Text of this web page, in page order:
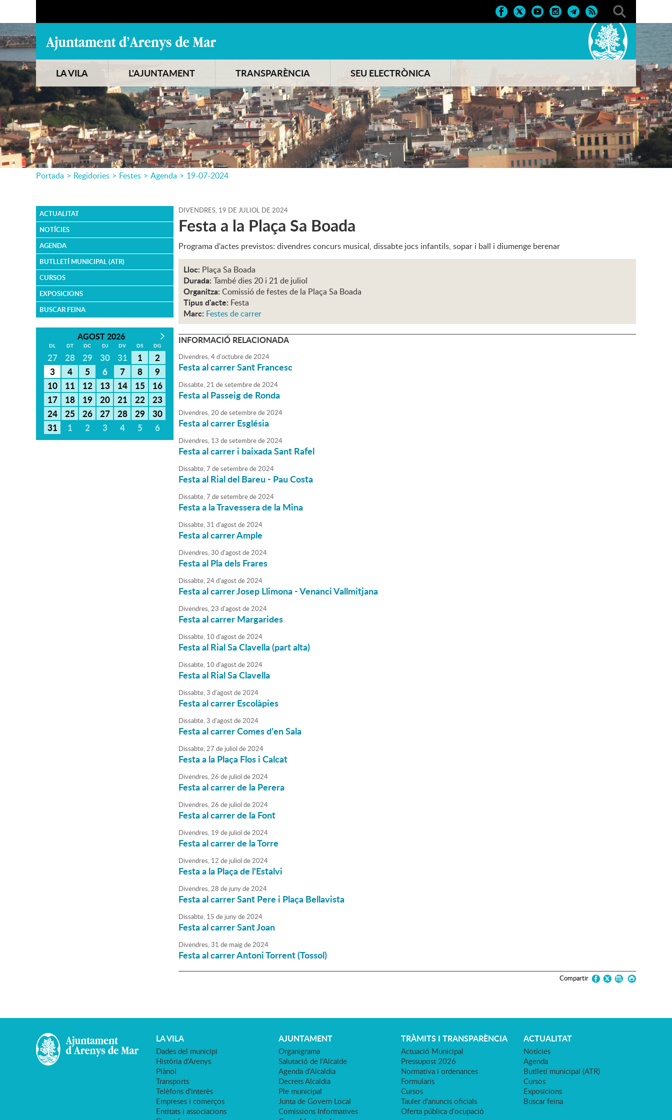
LA VILA L'AJUNTAMENT TRANSPARÈNCIA SEU ELECTRÒNICA
Portada > Regidories > Festes > Agenda > 19-07-2024
ACTUALITAT
NOTÍCIES
AGENDA
BUTLLETÍ MUNICIPAL (ATR)
CURSOS
EXPOSICIONS
BUSCAR FEINA
AGOST 2026
DL DT DC DJ DV DS DG
27 28 29 30 31 1
2
3
4 5 6 7 8
9
10
11 12 13 14 15
16
17
18 19 20 21 22
23
24
25 26 27 28 29
30
31
1 2 3 4 5 6
DIVENDRES, 19 DE JULIOL DE 2024
Festa a la Plaça Sa Boada
Programa d'actes previstos: divendres concurs musical, dissabte jocs infantils, sopar i ball i diumenge berenar
Lloc: Plaça Sa Boada
Durada: També dies 20 i 21 de juliol
Organitza: Comissió de festes de la Plaça Sa Boada
Tipus d'acte: Festa
Marc: Festes de carrer
INFORMACIÓ RELACIONADA
Divendres,4d'octubrede2024
Festa al carrer Sant Francesc
Dissabte,21 desetembrede2024
Festa al Passeig de Ronda
Divendres,20 desetembrede2024
Festa al carrer Església
Divendres, 13 desetembrede2024
Festa al carrer i baixada Sant Rafel
Dissabte,7 desetembrede2024
Festa al Rial del Bareu - Pau Costa
Dissabte,7 desetembrede2024
Festa a la Travessera de la Mina
Dissabte,31 d'agostde2024
Festa al carrer Ample
Divendres,30 d'agostde2024
Festa al Pla dels Frares
Dissabte,24d'agostde2024
Festa al carrer Josep Llimona - Venanci Vallmitjana
Divendres,23 d'agostde2024
Festa al carrer Margarides
Dissabte, 10 d'agostde2024
Festa al Rial Sa Clavella (part alta)
Dissabte, 10 d'agostde2024
Festa al Rial Sa Clavella
Dissabte,3 d'agostde2024
Festa al carrer Escolàpies
Dissabte,3 d'agostde2024
Festa al carrer Comes d'en Sala
Dissabte,27 de juliol de2024
Festa a la Plaça Flos i Calcat
Divendres,26 de juliol de2024
Festa al carrer de la Perera
Divendres,26 de juliol de2024
Festa al carrer de la Font
Divendres, 19 de juliol de2024
Festa al carrer de la Torre
Divendres, 12 de juliol de2024
Festa a la Plaça de l'Estalvi
Divendres,28 de junyde2024
Festa al carrer Sant Pere i Plaça Bellavista
Dissabte, 15 de junyde2024
Festa al carrer Sant Joan
Divendres,31 de maigde2024
Festa al carrer Antoni Torrent (Tossol)
Compartir
LA VILA
Dades del municipi
Història d'Arenys
Plànol
Transports
Telèfons d'interès
Empreses i comerços
Entitats i associacions
AJUNTAMENT
Organigrama
Salutació de l'Alcalde
Agenda d'Alcaldia
Decrets Alcaldia
Ple municipal
Junta de Govern Local
Comissions Informatives
TRÀMITS I TRANSPARÈNCIA
Actuació Municipal
Pressupost 2026
Normativa i ordenances
Formularis
Cursos
Tauler d'anuncis oficials
Oferta pública d'ocupació
ACTUALITAT
Notícies
Agenda
Butlletí municipal (ATR)
Cursos
Exposicions
Buscar feina